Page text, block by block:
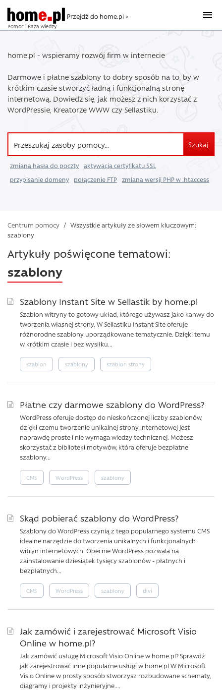
Pomoc i Baza wiedzy
Przejdź do home.pl >
home.pl - wspieramy rozwój firm w internecie
Darmowe i płatne szablony to dobry sposób na to, by w
krótkim czasie stworzyć ładną i funkcjonalną stronę
internetową. Dowiedz się, jak możesz z nich korzystać z
WordPressie, Kreatorze WWW czy Sellastiku.
Szukaj
zmiana hasła do poczty
aktywacja certyfikatu SSL
przypisanie domeny
połączenie FTP zmiana wersji PHP w .htaccess
Centrum pomocy / Wszystkie artykuły ze słowem kluczowym:
szablony
Artykuły poświęcone tematowi:
szablony
Szablony Instant Site w Sellastik by home.pl
Szablon witryny to gotowy układ, którego używasz jako kanwy do
tworzenia własnej strony. W Sellastiku Instant Site oferuje
różnorodne szablony uporządkowane tematycznie. Dzięki temu
w krótkim czasie i bez wysiłku...
szablon szablony szablon strony
Płatne czy darmowe szablony do WordPress?
WordPress oferuje dostęp do nieskończonej liczby szablonów,
dzięki czemu tworzenie unikalnej strony internetowej jest
naprawdę proste i nie wymaga wiedzy technicznej. Możesz
skorzystać z biblioteki motywów, która oferuje bezpłatne
szablony...
CMS WordPress szablony
Skąd pobierać szablony do WordPress?
Szablony do WordPress czynią z tego popularnego systemu CMS
idealne narzędzie do tworzenia unikalnych i funkcjonalnych
witryn internetowych. Obecnie WordPress pozwala na
zainstalowanie dziesiątek tysięcy szablonów - płatnych i
bezpłatnych...
CMS WordPress szablony divi
Jak zamówić i zarejestrować Microsoft Visio
Online w home.pl?
Jak zamówić usługę Microsoft Visio Online w home.pl? Sprawdź
jak zarejestrować inne popularne usługi w home.pl W Microsoft
Visio Online w prosty sposób stworzysz rozbudowane schematy,
diagramy i projekty inżynieryjne....